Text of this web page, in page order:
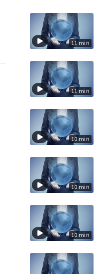
11 min
11 min
10 min
10 min
10 min